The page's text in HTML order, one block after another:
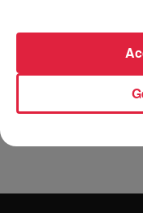
A la bibliothèque de
16 h pour les enfants
laine et de feutrine
pouvoir offrir. Gratuit